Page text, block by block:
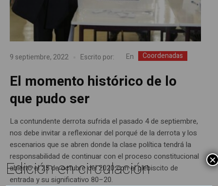
9 septiembre, 2022 Escrito por: En Coordenadas
El momento histórico de lo
que pudo ser
La contundente derrota sufrida el pasado 4 de septiembre,
nos debe invitar a reflexionar del porqué de la derrota y los
escenarios que se abren donde la clase política tendrá la
responsabilidad de continuar con el proceso constitucional
abierto el 25 de octubre del 2020 con el plebiscito de
entrada y su significativo 80–20.
Edición en circulación ×